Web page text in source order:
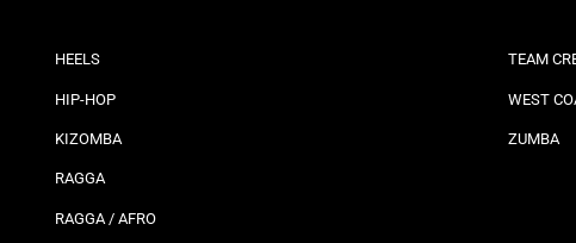
HEELS
HIP-HOP
KIZOMBA
RAGGA
RAGGA / AFRO
TEAM
WEST
ZUMBA